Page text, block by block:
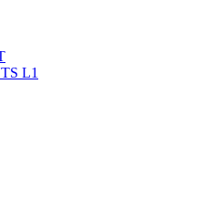
L1